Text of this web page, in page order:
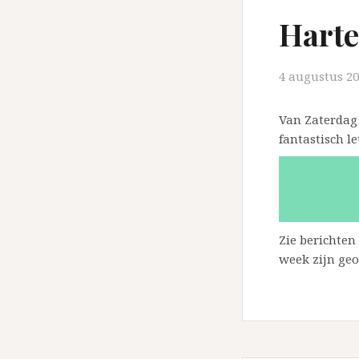
4 augustus
Van
fantastisch
Zie
week zijn